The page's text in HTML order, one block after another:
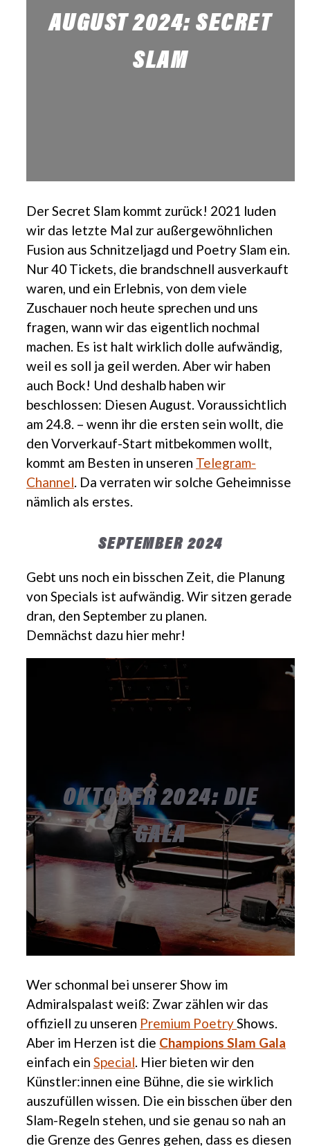
AUGUST 2024: SECRET
SLAM
Der Secret Slam kommt zurück! 2021 luden
wir das letzte Mal zur außergewöhnlichen
Fusion aus Schnitzeljagd und Poetry Slam ein.
Nur 40 Tickets, die brandschnell ausverkauft
waren, und ein Erlebnis, von dem viele
Zuschauer noch heute sprechen und uns
fragen, wann wir das eigentlich nochmal
machen. Es ist halt wirklich dolle aufwändig,
weil es soll ja geil werden. Aber wir haben
auch Bock! Und deshalb haben wir
beschlossen: Diesen August. Voraussichtlich
am 24.8. – wenn ihr die ersten sein wollt, die
den Vorverkauf-Start mitbekommen wollt,
kommt am Besten in unseren Telegram-
Channel. Da verraten wir solche Geheimnisse
nämlich als erstes.
SEPTEMBER 2024
Gebt uns noch ein bisschen Zeit, die Planung
von Specials ist aufwändig. Wir sitzen gerade
dran, den September zu planen.
Demnächst dazu hier mehr!
OKTOBER 2024: DIE
GALA
Wer schonmal bei unserer Show im
Admiralspalast weiß: Zwar zählen wir das
offiziell zu unseren Premium PoetryShows.
Aber im Herzen ist die Champions Slam Gala
einfach ein Special. Hier bieten wir den
Künstler:innen eine Bühne, die sie wirklich
auszufüllen wissen. Die ein bisschen über den
Slam-Regeln stehen, und sie genau so nah an
die Grenze des Genres gehen, dass es diesen